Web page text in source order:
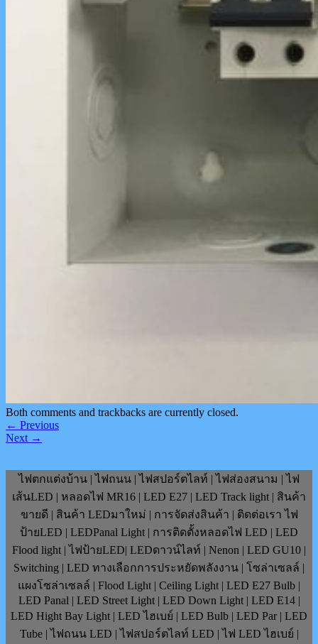
Both comments and trackbacks are currently closed.
← Previous
Next →
ไฟตกแต่งบ้าน | ไฟถนน | ไฟสปอร์ตไลท์ | ไฟส่องสนาม | ไฟ
เส้นLED | หลอดไฟ MR16 | LED E27 | LED Track light | สินค้า
ขายดี | สินค้า LEDมาใหม่ | การจัดส่งสินค้า | ติดต่อเรา ไฟ
ป้ายLED | LEDPanal Light | การติดตั้งหลอดไฟ LED | LED
Flood light | ไฟป้ายLED| LEDดาวน์ไลท์ | Nenon | LED GU10 |
Switching | LED ทางเลือกการประหยัดพลังงาน | โซล่าเซลล์ |
แผงโซล่าเซลล์ | Flood Light | Ceiling Light | LED E27 Bulb |
LED Panal | LED Street Light | LED Down Light | LED E14 |
LED Hight Bay Light | LED ไฮเบย์ | LED Bulb | LED Par | LED
Tube | ไฟถนน LED | ไฟสปอร์ตไลท์ LED | ไฟ LED ไฮเบย์ |